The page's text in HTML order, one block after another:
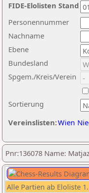
Nachname
Ebene
Sortierung
Personennummer
Bundesland
Spgem./Kreis/Verein
Vereinslisten:Wien
FIDE-Elolisten Stand
Pnr:136078 Name:
Alle Partien ab Eloliste